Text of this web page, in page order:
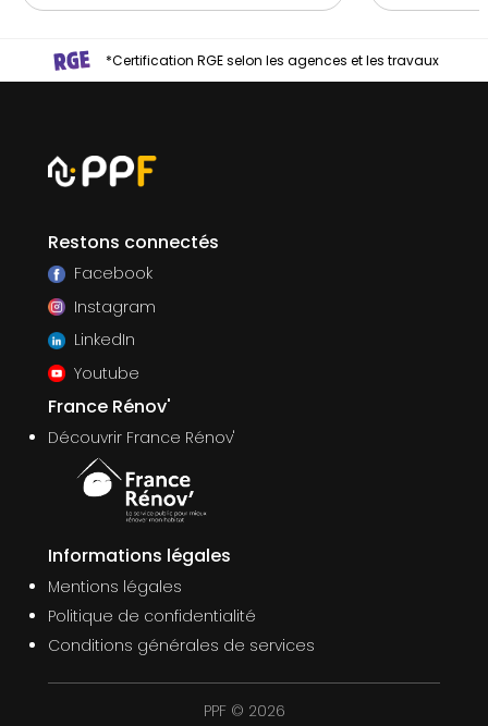
*Certification RGE selon les agences et les travaux
Restons connectés
Facebook
Instagram
LinkedIn
Youtube
France Rénov'
Découvrir France Rénov'
Informations légales
Mentions légales
Politique de confidentialité
Conditions générales de services
PPF © 2026